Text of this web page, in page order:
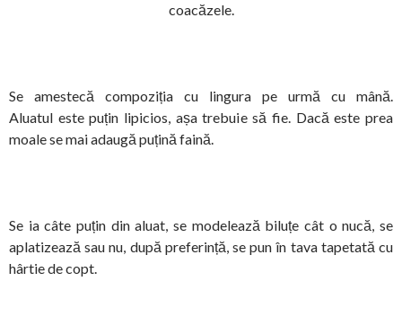
coacăzele.
Se amestecă compoziția cu lingura pe urmă cu mână.
Aluatul este puțin lipicios, așa trebuie să fie. Dacă este prea
moale se mai adaugă puțină faină.
Se ia câte puțin din aluat, se modelează biluțe cât o nucă, se
aplatizează sau nu, după preferință, se pun în tava tapetată cu
hârtie de copt.